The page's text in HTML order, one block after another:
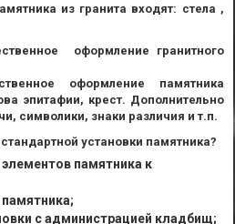
из гранита входят: стела ,
оформление гранитного
оформление памятника
эпитафии, крест. Дополнительно
символики, знаки различия и т.п.
установки памятника?
памятника к
памятника;
с администрацией кладбищ;